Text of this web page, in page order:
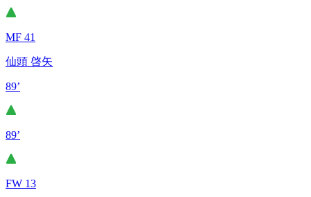
MF 41
仙頭 啓矢
89’
89’
FW 13